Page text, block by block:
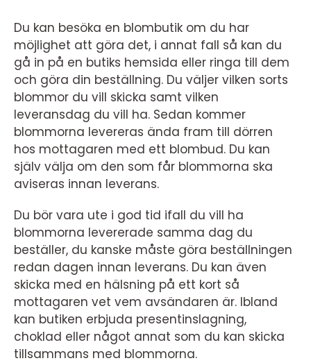
Du kan besöka en blombutik om du har
möjlighet att göra det, i annat fall så kan du
gå in på en butiks hemsida eller ringa till dem
och göra din beställning. Du väljer vilken sorts
blommor du vill skicka samt vilken
leveransdag du vill ha. Sedan kommer
blommorna levereras ända fram till dörren
hos mottagaren med ett blombud. Du kan
själv välja om den som får blommorna ska
aviseras innan leverans.
Du bör vara ute i god tid ifall du vill ha
blommorna levererade samma dag du
beställer, du kanske måste göra beställningen
redan dagen innan leverans. Du kan även
skicka med en hälsning på ett kort så
mottagaren vet vem avsändaren är. Ibland
kan butiken erbjuda presentinslagning,
choklad eller något annat som du kan skicka
tillsammans med blommorna.